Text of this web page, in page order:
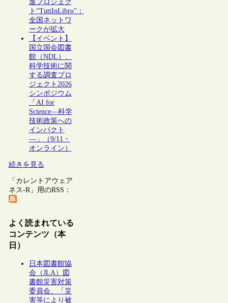
進プロジェク
ト“TuttInLibro”：
全国ネットワ
ークが拡大
【イベント】
国立国会図書
館（NDL）、
科学技術に関
する調査プロ
ジェクト2026
シンポジウム
「AI for
Science―科学
技術政策への
インパクト
―」（9/11・
オンライン）
続きを見る
「カレントアウェア
ネス-R」用のRSS：
よく読まれている
コンテンツ（本
日）
日本図書館協
会（JLA）図
書館災害対策
委員会、「災
害等により被